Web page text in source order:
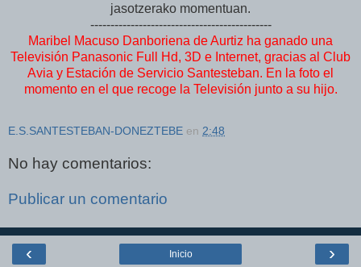
jasotzerako momentuan.
---------------------------------------------
Maribel Macuso Danboriena de Aurtiz ha ganado una
Televisión Panasonic Full Hd, 3D e Internet, gracias al Club
Avia y Estación de Servicio Santesteban. En la foto el
momento en el que recoge la Televisión junto a su hijo.
E.S.SANTESTEBAN-DONEZTEBE en 2:48
No hay comentarios:
Publicar un comentario
‹ ›
Inicio